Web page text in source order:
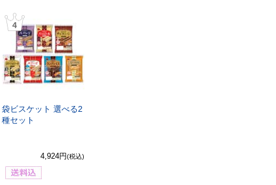
4
袋ビスケット 選べる2
種セット
4,924円(税込)